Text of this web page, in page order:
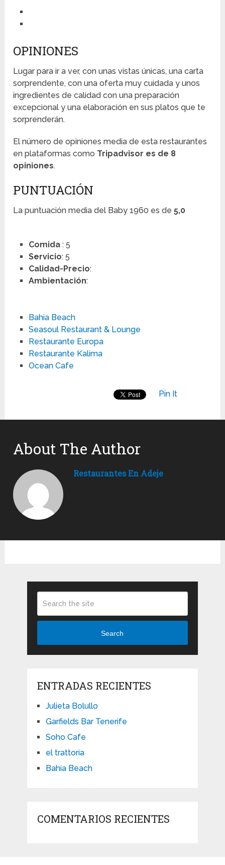
OPINIONES
Lugar para ir a ver, con unas vistas únicas, una carta
sorprendente, con una oferta muy cuidada y unos
ingredientes de calidad con una preparación
excepcional y una elaboración en sus platos que te
sorprenderán.
El número de opiniones media de esta restaurantes
en plataformas como Tripadvisor es de 8
opiniones.
PUNTUACIÓN
La puntuación media del Baby 1960 es de5,0
Comida: 5
Servicio: 5
Calidad-Precio:
Ambientación:
Bahia Beach
Seasoul Restaurant & Lounge
Restaurante Europa
Restaurante Kalima
Ocean Cafe
Pin It
About The Author
Restaurantes En Adeje
Search
ENTRADAS RECIENTES
Julieta Bolullo
Garfields Bar Tenerife
Soho Cafe
el trattoria
Bahia Beach
COMENTARIOS RECIENTES